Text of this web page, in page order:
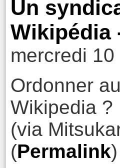
Un
Wikipédia
mercredi
Ordonner
Wikipedia ?
(via
(Permalink)